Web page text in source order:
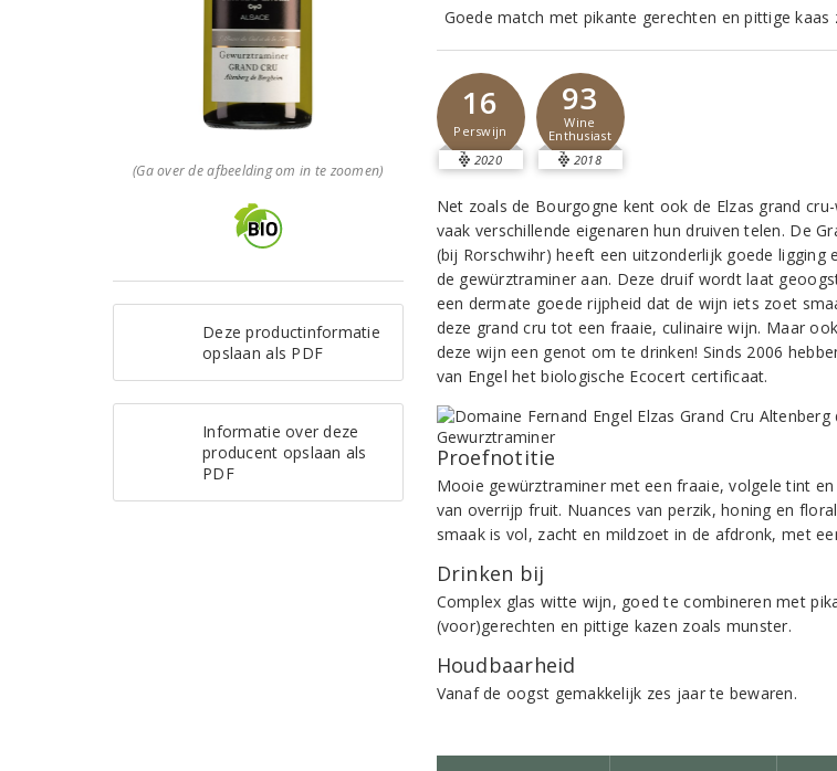
(Ga over de afbeelding om in te zoomen)
Deze productinformatie
opslaan als PDF
Informatie over deze
producent opslaan als
PDF
Goede match met pikante gerechten en pittige kaas
16
Perswijn
2020
93
Wine
Enthusiast
2018
Net zoals de Bourgogne kent ook de Elzas grand
vaak verschillende eigenaren hun druiven telen. De
(bij Rorschwihr) heeft een uitzonderlijk goede ligging
de gewürztraminer aan. Deze druif wordt laat
een dermate goede rijpheid dat de wijn iets zoet
deze grand cru tot een fraaie, culinaire wijn. Maar
deze wijn een genot om te drinken! Sinds 2006
van Engel het biologische Ecocert certificaat.
Proefnotitie
Mooie gewürztraminer met een fraaie, volgele tint
van overrijp fruit. Nuances van perzik, honing en
smaak is vol, zacht en mildzoet in de afdronk, met
Drinken bij
Complex glas witte wijn, goed te combineren met
(voor)gerechten en pittige kazen zoals munster.
Houdbaarheid
Vanaf de oogst gemakkelijk zes jaar te bewaren.